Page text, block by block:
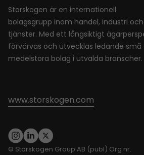
Storskogen är en internationell
bolagsgrupp inom handel, industri och
tjänster. Med ett långsiktigt
förvärvas och utvecklas ledande små
medelstora bolag i utvalda branscher.
www.storskogen.com
© Storskogen Group AB (publ) Org nr.